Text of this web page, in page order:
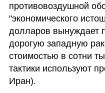
противовоздушной
"экономического
долларов вынуждает
дорогую западную
стоимостью в сотни
тактики используют
Иран).